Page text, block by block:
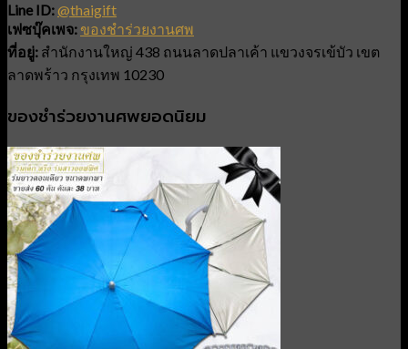
Line ID:@thaigift
เฟซบุ๊คเพจ: ของชำร่วยงานศพ
ที่อยู่: สำนักงานใหญ่ 438 ถนนลาดปลาเค้า แขวงจรเข้บัว เขต
ลาดพร้าว กรุงเทพ 10230
ของชำร่วยงานศพยอดนิยม